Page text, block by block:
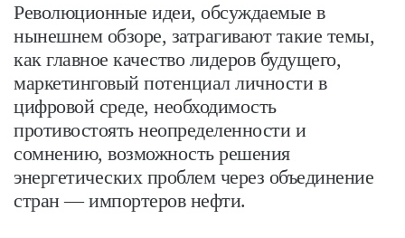
Революционные идеи, обсуждаемые в
нынешнем обзоре, затрагивают такие темы,
как главное качество лидеров будущего,
маркетинговый потенциал личности в
цифровой среде, необходимость
противостоять неопределенности и
сомнению, возможность решения
энергетических проблем через объединение
стран — импортеров нефти.